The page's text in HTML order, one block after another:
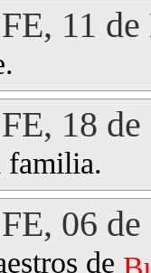
11 de
18 de
familia.
06 de